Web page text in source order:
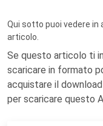
Qui sotto puoi vedere in
articolo.
Se questo articolo ti
scaricare in formato
acquistare il
per scaricare questo